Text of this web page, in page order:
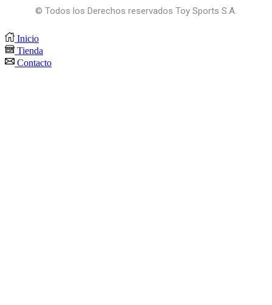
© Todos los Derechos reservados Toy Sports S.A.
Inicio
Tienda
Contacto